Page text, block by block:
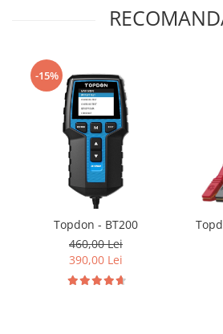
-15%
Topdon - BT200
460,00 Lei
390,00 Lei
Topdon -